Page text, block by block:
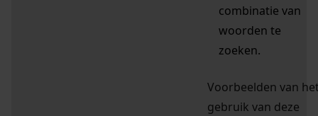
combinatie van
woorden te
zoeken.
Voorbeelden van
gebruik van deze